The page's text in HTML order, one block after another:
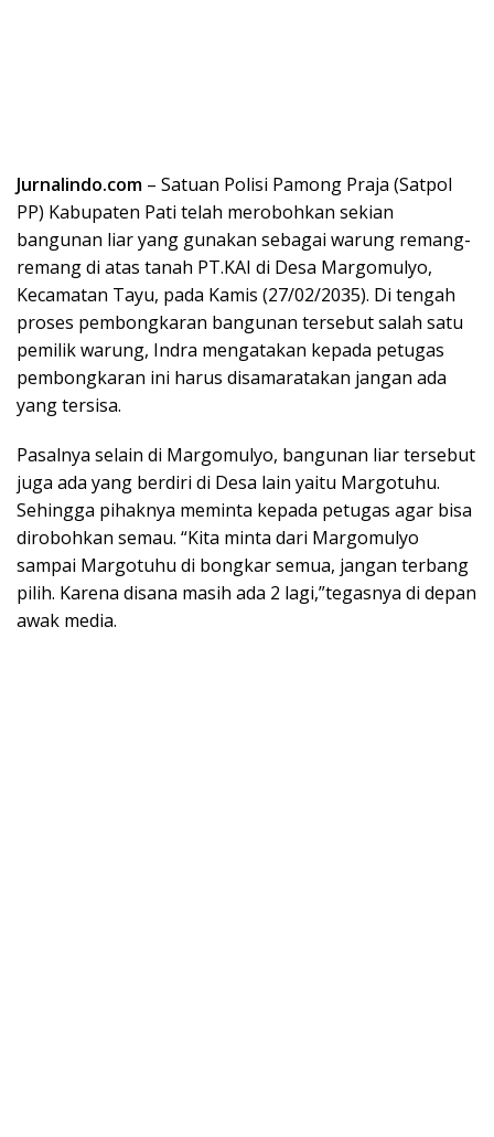
Jurnalindo.com – Satuan Polisi Pamong Praja (Satpol
PP) Kabupaten Pati telah merobohkan sekian
bangunan liar yang gunakan sebagai warung remang-
remang di atas tanah PT.KAI di Desa Margomulyo,
Kecamatan Tayu, pada Kamis (27/02/2035). Di tengah
proses pembongkaran bangunan tersebut salah satu
pemilik warung, Indra mengatakan kepada petugas
pembongkaran ini harus disamaratakan jangan ada
yang tersisa.
Pasalnya selain di Margomulyo, bangunan liar tersebut
juga ada yang berdiri di Desa lain yaitu Margotuhu.
Sehingga pihaknya meminta kepada petugas agar bisa
dirobohkan semau. “Kita minta dari Margomulyo
sampai Margotuhu di bongkar semua, jangan terbang
pilih. Karena disana masih ada 2 lagi,”tegasnya di depan
awak media.